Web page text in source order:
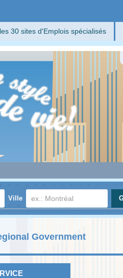
30 sites d'Emplois spécialisés
Ville
Government